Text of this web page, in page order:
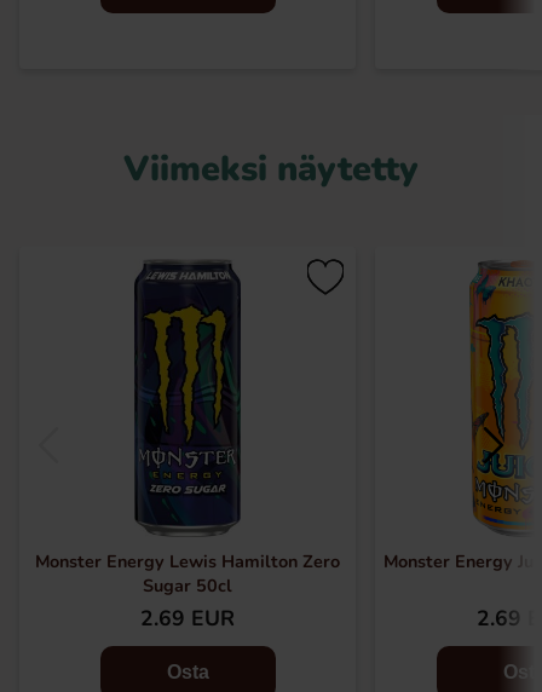
Viimeksi näytetty
Monster Energy Lewis Hamilton Zero
Sugar 50cl
2.69 EUR
Osta
Monster Energy
2.69